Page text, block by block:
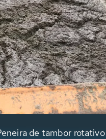
de tambor